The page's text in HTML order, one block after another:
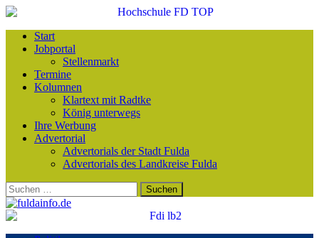
Start
Jobportal
Stellenmarkt
Termine
Kolumnen
Klartext mit Radtke
König unterwegs
Ihre Werbung
Advertorial
Advertorials der Stadt Fulda
Advertorials des Landkreise Fulda
Suchen
nach: